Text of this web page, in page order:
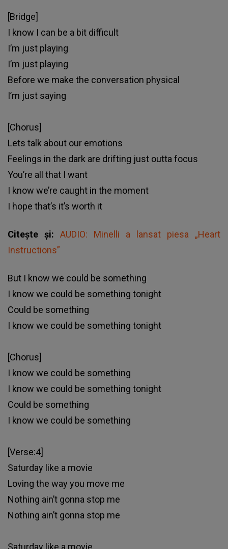
[Bridge]
I know I can be a bit difficult
I’m just playing
I’m just playing
Before we make the conversation physical
I’m just saying
[Chorus]
Lets talk about our emotions
Feelings in the dark are drifting just outta focus
You’re all that I want
I know we’re caught in the moment
I hope that’s it’s worth it
Citește și: AUDIO: Minelli a lansat piesa „Heart
Instructions”
But I know we could be something
I know we could be something tonight
Could be something
I know we could be something tonight
[Chorus]
I know we could be something
I know we could be something tonight
Could be something
I know we could be something
[Verse:4]
Saturday like a movie
Loving the way you move me
Nothing ain’t gonna stop me
Nothing ain’t gonna stop me
Saturday like a movie